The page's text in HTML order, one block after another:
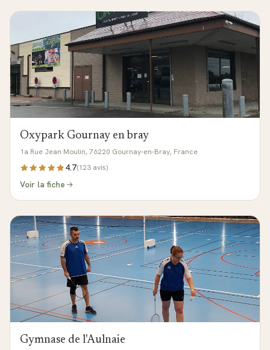
Oxypark Gournay en bray
1a Rue Jean Moulin, 76220 Gournay-en-Bray, France
4.7(123 avis)
Voir la fiche
Gymnase de l'Aulnaie